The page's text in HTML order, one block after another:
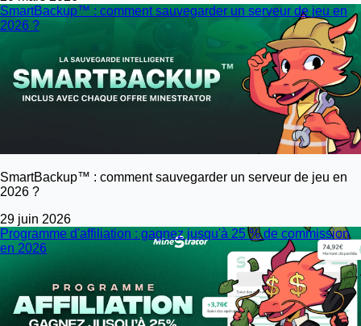
SmartBackup™ : comment sauvegarder un serveur de jeu en
2026 ?
SmartBackup™ : comment sauvegarder un serveur de jeu en
2026 ?
29 juin 2026
Programme d'affiliation : gagnez jusqu'à 25 % de commission
en 2026